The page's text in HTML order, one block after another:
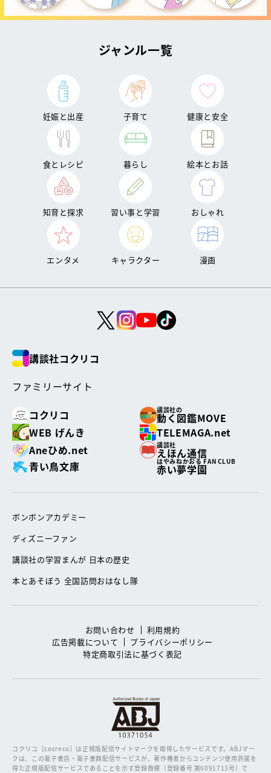
ジャンル一覧
妊娠と出産 子育て 健康と安全
食とレシピ 暮らし 絵本とお話
知育と探求 習い事と学習 おしゃれ
エンタメ キャラクター 漫画
講談社コクリコ
ファミリーサイト
コクリコ
講談社の
動く図鑑MOVE
WEB げんき
TELEMAGA.net
Aneひめ.net
講談社
えほん通信
青い鳥文庫
はやみねかおる FAN CLUB
赤い夢学園
ボンボンアカデミー
ディズニーファン
講談社の学習まんが 日本の歴史
本とあそぼう 全国訪問おはなし隊
お問い合わせ
利用規約
広告掲載について
プライバシーポリシー
特定商取引法に基づく表記
コクリコ［cocreco］は正規版配信サイトマークを取得したサービスです。ABJマー
クは、この電子書店・電子書籍配信サービスが、著作権者からコンテンツ使用許諾を
得た正規版配信サービスであることを示す登録商標（登録番号 第6091713号）で